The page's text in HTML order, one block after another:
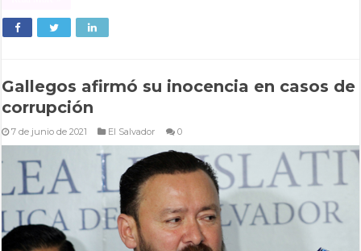
Gallegos afirmó su inocencia en casos de
corrupción
7 de junio de 2021 El Salvador 0